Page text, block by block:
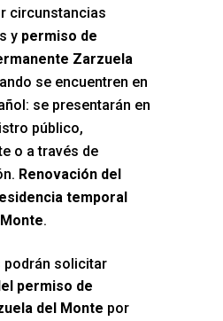
circunstancias
y permiso de
Zarzuela
se encuentren en
se presentarán en
público,
o a través de
Renovación del
temporal
.
podrán solicitar
permiso de
del Monte por